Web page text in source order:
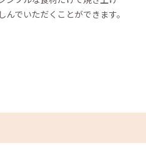
でいただくことができます。